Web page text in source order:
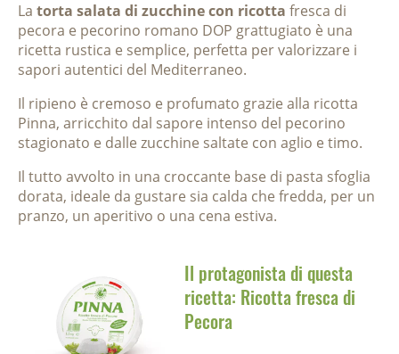
La torta salata di zucchine con ricotta fresca di
pecora e pecorino romano DOP grattugiato è una
ricetta rustica e semplice, perfetta per valorizzare i
sapori autentici del Mediterraneo.
Il ripieno è cremoso e profumato grazie alla ricotta
Pinna, arricchito dal sapore intenso del pecorino
stagionato e dalle zucchine saltate con aglio e timo.
Il tutto avvolto in una croccante base di pasta sfoglia
dorata, ideale da gustare sia calda che fredda, per un
pranzo, un aperitivo o una cena estiva.
Il protagonista di questa
ricetta: Ricotta fresca di
Pecora